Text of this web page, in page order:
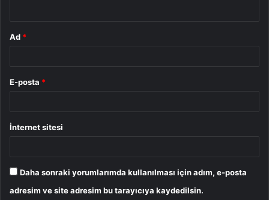
Ad *
E-posta *
İnternet sitesi
Daha sonraki yorumlarımda kullanılması için adım, e-posta
adresim ve site adresim bu tarayıcıya kaydedilsin.